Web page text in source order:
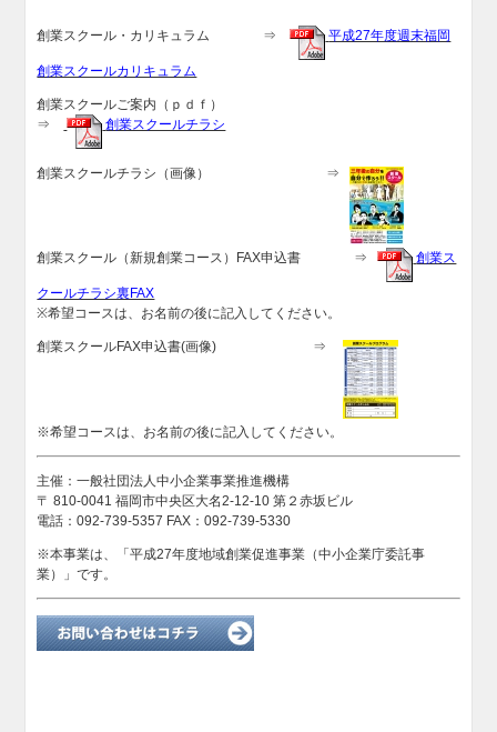
創業スクール・カリキュラム ⇒ 平成27年度週末福岡
創業スクールカリキュラム
創業スクールご案内（ｐｄｆ）
⇒
創業スクールチラシ
創業スクールチラシ（画像） ⇒
創業スクール（新規創業コース）FAX申込書 ⇒ 創業ス
クールチラシ裏FAX
※希望コースは、お名前の後に記入してください。
創業スクールFAX申込書(画像) ⇒
※希望コースは、お名前の後に記入してください。
主催：一般社団法人中小企業事業推進機構
〒 810-0041 福岡市中央区大名2-12-10 第２赤坂ビル
電話：092-739-5357 FAX：092-739-5330
※本事業は、「平成27年度地域創業促進事業（中小企業庁委託事
業）」です。